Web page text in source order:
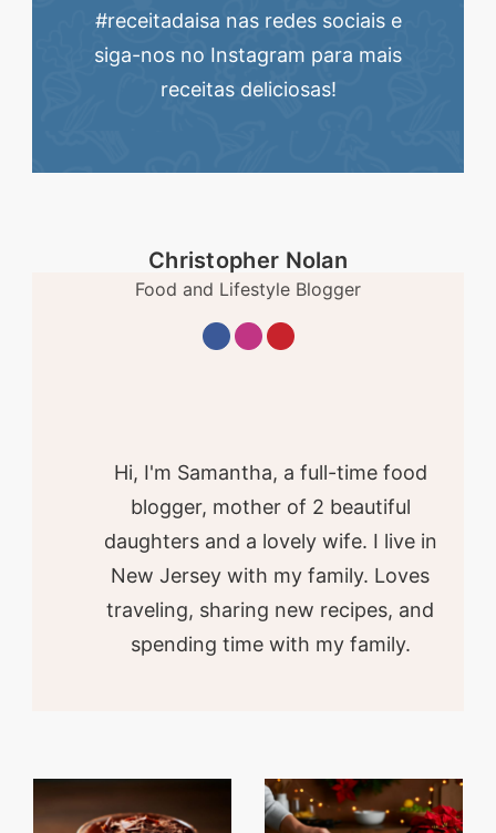
#receitadaisa nas redes sociais e
siga-nos no Instagram para mais
receitas deliciosas!
Christopher Nolan
Food and Lifestyle Blogger
Hi, I'm Samantha, a full-time food
blogger, mother of 2 beautiful
daughters and a lovely wife. I live in
New Jersey with my family. Loves
traveling, sharing new recipes, and
spending time with my family.